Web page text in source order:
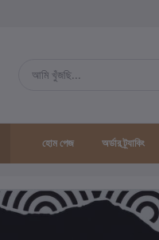
হোম পেজ অর্ডার ট্র্যাকিং